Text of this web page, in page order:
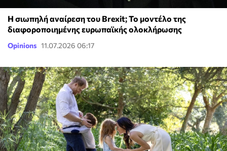
Η σιωπηλή αναίρεση του Brexit; To μοντέλο της
διαφοροποιημένης ευρωπαϊκής ολοκλήρωσης
Opinions 11.07.2026 06:17